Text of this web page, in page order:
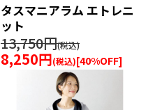
タスマニアラム エトレニ
ット
13,750円
8,250円 [40%OFF]